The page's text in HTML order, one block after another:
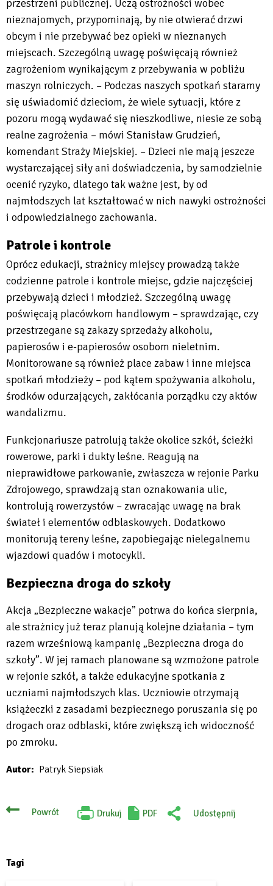
przestrzeni publicznej. Uczą ostrożności wobec
nieznajomych, przypominają, by nie otwierać drzwi
obcym i nie przebywać bez opieki w nieznanych
miejscach. Szczególną uwagę poświęcają również
zagrożeniom wynikającym z przebywania w pobliżu
maszyn rolniczych. – Podczas naszych spotkań staramy
się uświadomić dzieciom, że wiele sytuacji, które z
pozoru mogą wydawać się nieszkodliwe, niesie ze sobą
realne zagrożenia – mówi Stanisław Grudzień,
komendant Straży Miejskiej. – Dzieci nie mają jeszcze
wystarczającej siły ani doświadczenia, by samodzielnie
ocenić ryzyko, dlatego tak ważne jest, by od
najmłodszych lat kształtować w nich nawyki ostrożności
i odpowiedzialnego zachowania.
Patrole i kontrole
Oprócz edukacji, strażnicy miejscy prowadzą także
codzienne patrole i kontrole miejsc, gdzie najczęściej
przebywają dzieci i młodzież. Szczególną uwagę
poświęcają placówkom handlowym – sprawdzając, czy
przestrzegane są zakazy sprzedaży alkoholu,
papierosów i e-papierosów osobom nieletnim.
Monitorowane są również place zabaw i inne miejsca
spotkań młodzieży – pod kątem spożywania alkoholu,
środków odurzających, zakłócania porządku czy aktów
wandalizmu.
Funkcjonariusze patrolują także okolice szkół, ścieżki
rowerowe, parki i dukty leśne. Reagują na
nieprawidłowe parkowanie, zwłaszcza w rejonie Parku
Zdrojowego, sprawdzają stan oznakowania ulic,
kontrolują rowerzystów – zwracając uwagę na brak
świateł i elementów odblaskowych. Dodatkowo
monitorują tereny leśne, zapobiegając nielegalnemu
wjazdowi quadów i motocykli.
Bezpieczna droga do szkoły
Akcja „Bezpieczne wakacje” potrwa do końca sierpnia,
ale strażnicy już teraz planują kolejne działania – tym
razem wrześniową kampanię „Bezpieczna droga do
szkoły”. W jej ramach planowane są wzmożone patrole
w rejonie szkół, a także edukacyjne spotkania z
uczniami najmłodszych klas. Uczniowie otrzymają
książeczki z zasadami bezpiecznego poruszania się po
drogach oraz odblaski, które zwiększą ich widoczność
po zmroku.
Autor Patryk Siepsiak
Powrót Drukuj
Will
PDF
Udostępnij
Tagi